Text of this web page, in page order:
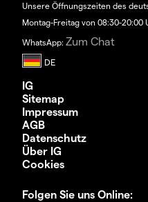
Unsere Öffnungszeiten des
Montag-Freitag von 08:30-20:00
WhatsApp: Zum Chat
IG
Sitemap
Impressum
AGB
Datenschutz
Über IG
Cookies
Folgen Sie uns Online: